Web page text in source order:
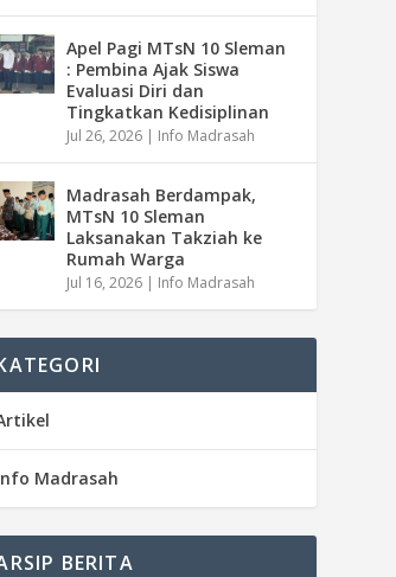
Apel Pagi MTsN 10 Sleman
: Pembina Ajak Siswa
Evaluasi Diri dan
Tingkatkan Kedisiplinan
Jul 26, 2026 | Info Madrasah
Madrasah Berdampak,
MTsN 10 Sleman
Laksanakan Takziah ke
Rumah Warga
Jul 16, 2026 | Info Madrasah
Madrasah
BERITA